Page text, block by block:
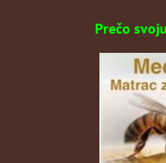
Prečo